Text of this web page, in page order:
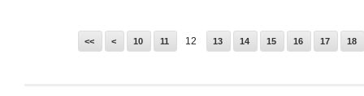
<< < 10 11 12 13 14 15 16 17 18